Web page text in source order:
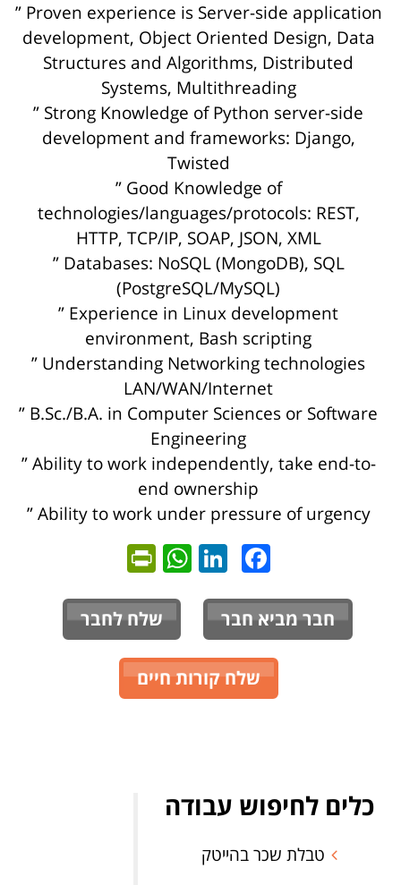
” Proven experience is Server-side application
development, Object Oriented Design, Data
Structures and Algorithms, Distributed
Systems, Multithreading
” Strong Knowledge of Python server-side
development and frameworks: Django,
Twisted
” Good Knowledge of
technologies/languages/protocols: REST,
HTTP, TCP/IP, SOAP, JSON, XML
” Databases: NoSQL (MongoDB), SQL
(PostgreSQL/MySQL)
” Experience in Linux development
environment, Bash scripting
” Understanding Networking technologies
LAN/WAN/Internet
” B.Sc./B.A. in Computer Sciences or Software
Engineering
” Ability to work independently, take end-to-
end ownership
” Ability to work under pressure of urgency
Facebook
LinkedIn
WhatsApp
חבר מביא חבר שלח לחבר
שלח קורות חיים
כלים לחיפוש עבודה
טבלת שכר בהייטק